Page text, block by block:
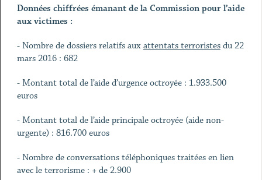
Données chiffrées émanant de la Commission pour l’aide
aux victimes :
- Nombre de dossiers relatifs aux attentats terroristesdu 22
mars 2016 : 682
- Montant total de l’aide d’urgence octroyée : 1.933.500
euros
- Montant total de l’aide principale octroyée (aide non-
urgente) : 816.700 euros
- Nombre de conversations téléphoniques traitées en lien
avec le terrorisme : + de 2.900